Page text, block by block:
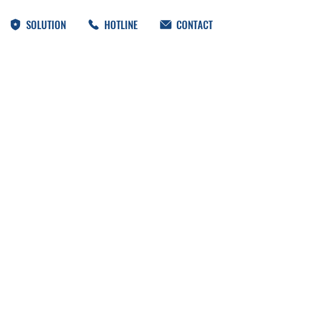
HOTLINE
SOLUTION CONTACT